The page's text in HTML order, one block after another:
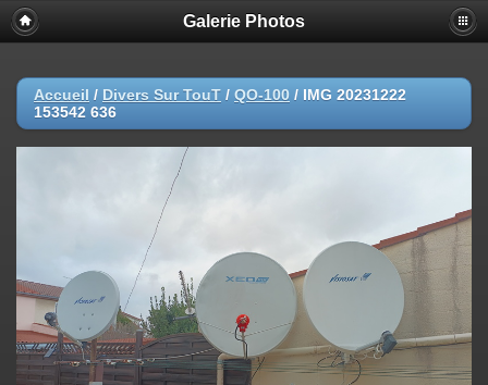
Galerie Photos
Accueil / Divers Sur TouT / QO-100 / IMG 20231222
153542 636